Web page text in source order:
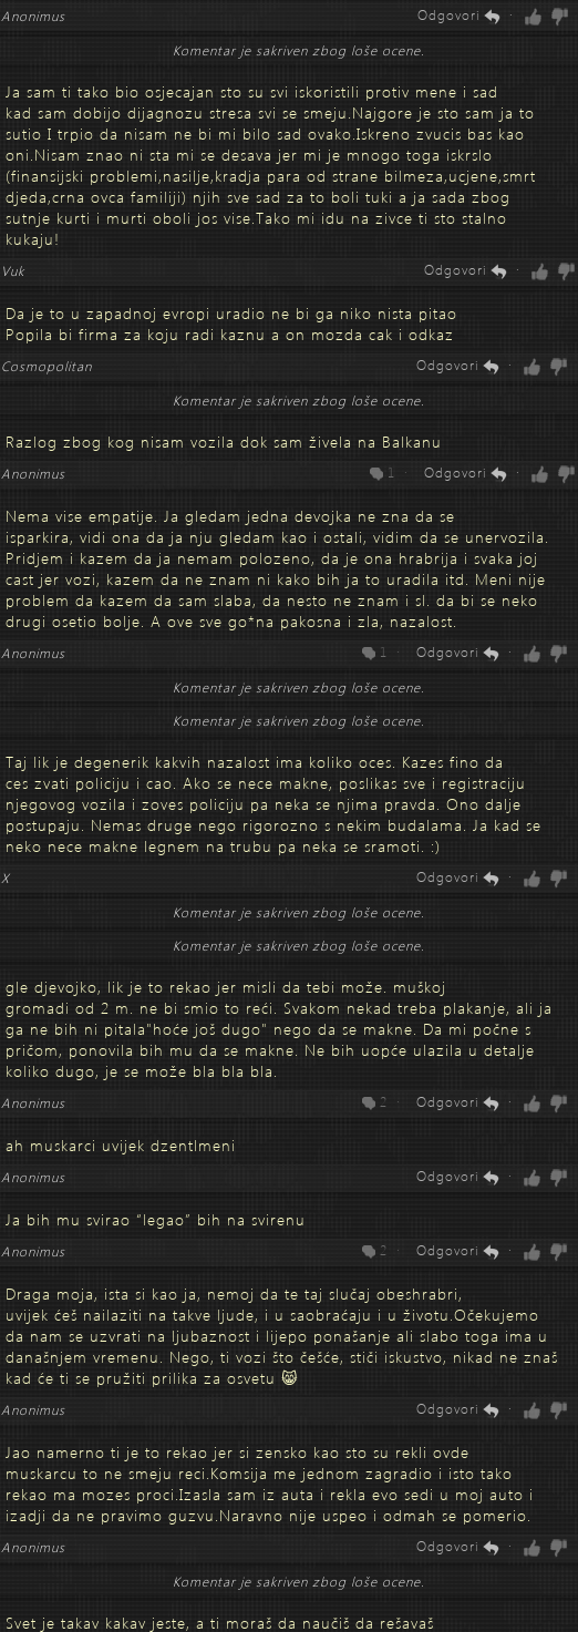
Anonimus Odgovori ·
Komentar je sakriven zbog loše ocene.
Ja sam ti tako bio osjecajan sto su svi iskoristili protiv mene i sad
kad sam dobijo dijagnozu stresa svi se smeju.Najgore je sto sam ja to
sutio I trpio da nisam ne bi mi bilo sad ovako.Iskreno zvucis bas kao
oni.Nisam znao ni sta mi se desava jer mi je mnogo toga iskrslo
(finansijski problemi,nasilje,kradja para od strane bilmeza,ucjene,smrt
djeda,crna ovca familiji) njih sve sad za to boli tuki a ja sada zbog
sutnje kurti i murti oboli jos vise.Tako mi idu na zivce ti sto stalno
kukaju!
Vuk Odgovori ·
Da je to u zapadnoj evropi uradio ne bi ga niko nista pitao
Popila bi firma za koju radi kaznu a on mozda cak i odkaz
Cosmopolitan Odgovori ·
Komentar je sakriven zbog loše ocene.
Razlog zbog kog nisam vozila dok sam živela na Balkanu
Anonimus Odgovori ·
1 ·
Nema vise empatije. Ja gledam jedna devojka ne zna da se
isparkira, vidi ona da ja nju gledam kao i ostali, vidim da se unervozila.
Pridjem i kazem da ja nemam polozeno, da je ona hrabrija i svaka joj
cast jer vozi, kazem da ne znam ni kako bih ja to uradila itd. Meni nije
problem da kazem da sam slaba, da nesto ne znam i sl. da bi se neko
drugi osetio bolje. A ove sve go*na pakosna i zla, nazalost.
Anonimus Odgovori ·
1 ·
Komentar je sakriven zbog loše ocene.
Komentar je sakriven zbog loše ocene.
Taj lik je degenerik kakvih nazalost ima koliko oces. Kazes fino da
ces zvati policiju i cao. Ako se nece makne, poslikas sve i registraciju
njegovog vozila i zoves policiju pa neka se njima pravda. Ono dalje
postupaju. Nemas druge nego rigorozno s nekim budalama. Ja kad se
neko nece makne legnem na trubu pa neka se sramoti. :)
X Odgovori ·
Komentar je sakriven zbog loše ocene.
Komentar je sakriven zbog loše ocene.
gle djevojko, lik je to rekao jer misli da tebi može. muškoj
gromadi od 2 m. ne bi smio to reći. Svakom nekad treba plakanje, ali ja
ga ne bih ni pitala"hoće još dugo" nego da se makne. Da mi počne s
pričom, ponovila bih mu da se makne. Ne bih uopće ulazila u detalje
koliko dugo, je se može bla bla bla.
Anonimus Odgovori ·
2 ·
ah muskarci uvijek dzentlmeni
Anonimus Odgovori ·
Ja bih mu svirao “legao” bih na svirenu
Anonimus Odgovori ·
2 ·
Draga moja, ista si kao ja, nemoj da te taj slučaj obeshrabri,
uvijek ćeš nailaziti na takve ljude, i u saobraćaju i u životu.Očekujemo
da nam se uzvrati na ljubaznost i lijepo ponašanje ali slabo toga ima u
današnjem vremenu. Nego, ti vozi što češće, stiči iskustvo, nikad ne znaš
kad će ti se pružiti prilika za osvetu 😸
Anonimus Odgovori ·
Jao namerno ti je to rekao jer si zensko kao sto su rekli ovde
muskarcu to ne smeju reci.Komsija me jednom zagradio i isto tako
rekao ma mozes proci.Izasla sam iz auta i rekla evo sedi u moj auto i
izadji da ne pravimo guzvu.Naravno nije uspeo i odmah se pomerio.
Anonimus Odgovori ·
Komentar je sakriven zbog loše ocene.
Svet je takav kakav jeste, a ti moraš da naučiš da rešavaš